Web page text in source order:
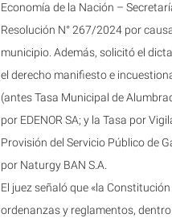
Economía de la Nación –
Resolución N° 267/2024 por
municipio. Además, solicitó el
el derecho manifiesto e
(antes Tasa Municipal de
por EDENOR SA; y la Tasa por
Provisión del Servicio Público de
por Naturgy BAN S.A.
El juez señaló que «la
ordenanzas y reglamentos,